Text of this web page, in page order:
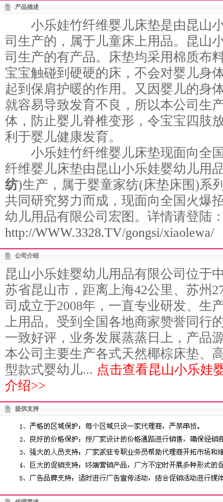
产品描述
小乐娃竹纤维婴儿床垫是由昆山
司生产的，属于儿童床上用品。昆山
司生产的有产品。床垫均采用棉质布
宝宝触碰到硬硬的床，不会对婴儿身
起到保肩护暖的作用。又因婴儿的身
就容易导致发育不良，所以本公司生
体，防止婴儿脊椎变形，令宝宝四肢
利于婴儿健康发育。
小乐娃竹纤维婴儿床垫现面向全
纤维婴儿床垫由昆山小乐娃婴幼儿用
纺)生产，属于婴童家纺(床垫床围)系
共同研究努力而成，现面向全国火爆
幼儿用品有限公司宏图。详情请登陆
http://WWW.3328.TV/gongsi/xiaolewa/
公司介绍
昆山小乐娃婴幼儿用品有限公司位于
苏省昆山市，距离上海42公里、苏州
司成立于2008年，一直专业研发、生
上用品。受到全国各地商家赞誉同行
一致好评，业务发展蒸蒸日上，产品
本公司主要生产各式天然椰棕床垫、
型款式婴幼儿... 点击查看昆山小乐娃
介绍>>
提供支持